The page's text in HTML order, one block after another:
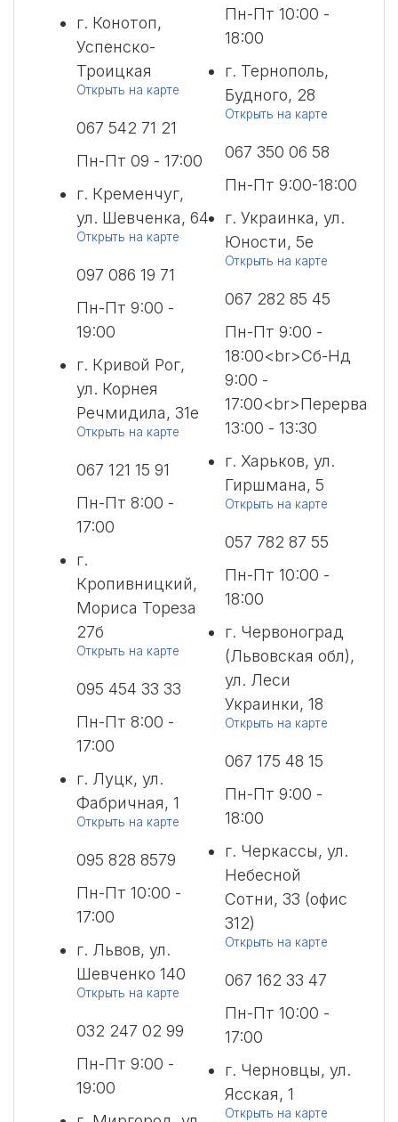
г. Конотоп,
Успенско-
Троицкая
Открыть на карте
067 542 71 21
Пн-Пт 09 - 17:00
г. Кременчуг,
ул. Шевченка, 64
Открыть на карте
097 086 19 71
Пн-Пт 9:00 -
19:00
г. Кривой Рог,
ул. Корнея
Речмидила, 31е
Открыть на карте
067 121 15 91
Пн-Пт 8:00 -
17:00
г.
Кропивницкий,
Мориса Тореза
27б
Открыть на карте
095 454 33 33
Пн-Пт 8:00 -
17:00
г. Луцк, ул.
Фабричная, 1
Открыть на карте
095 828 8579
Пн-Пт 10:00 -
17:00
г. Львов, ул.
Шевченко 140
Открыть на карте
032 247 02 99
Пн-Пт 9:00 -
19:00
Пн-Пт 10:00 -
18:00
г. Тернополь,
Будного, 28
Открыть на карте
067 350 06 58
Пн-Пт 9:00-18:00
г. Украинка, ул.
Юности, 5е
Открыть на карте
067 282 85 45
Пн-Пт 9:00 -
18:00<br>Сб-Нд
9:00 -
17:00<br>Перерва
13:00 - 13:30
г. Харьков, ул.
Гиршмана, 5
Открыть на карте
057 782 87 55
Пн-Пт 10:00 -
18:00
г. Червоноград
(Львовская обл),
ул. Леси
Украинки, 18
Открыть на карте
067 175 48 15
Пн-Пт 9:00 -
18:00
г. Черкассы, ул.
Небесной
Сотни, 33 (офис
312)
Открыть на карте
067 162 33 47
Пн-Пт 10:00 -
17:00
г. Черновцы, ул.
Ясская, 1
Открыть на карте